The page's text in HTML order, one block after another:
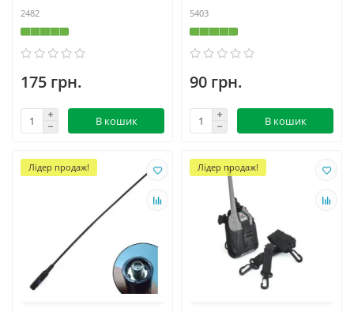
2482
175 грн.
В кошик
5403
90 грн.
В кошик
Лідер продаж! Лідер продаж!